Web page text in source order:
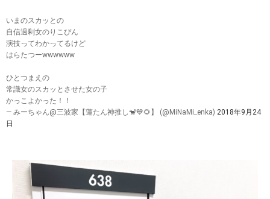
いまのスカッとの
自信過剰女のりこぴん
演技ってわかってるけど
はらたつーwwwwww
ひとつまえの
常識女のスカッとさせた女の子
かっこよかった！！
— みーちゃん@三波家【蓮たん神推し🐒💙🌻】 (@MiNaMi_enka) 2018年9月24
日